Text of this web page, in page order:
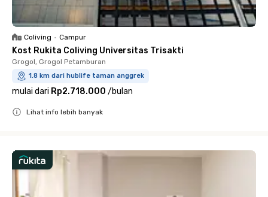
Coliving • Campur
Kost Rukita Coliving Universitas Trisakti
Grogol, Grogol Petamburan
1.8 km dari hublife taman anggrek
mulai dari Rp2.718.000 /bulan
Lihat info lebih banyak